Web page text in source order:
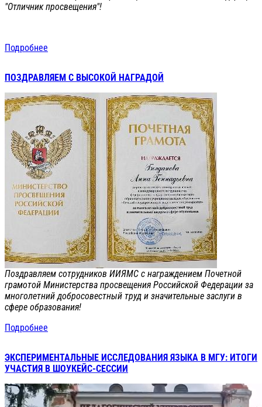
"Отличник просвещения"!
Подробнее
ПОЗДРАВЛЯЕМ С ВЫСОКОЙ НАГРАДОЙ
Поздравляем сотрудников ИИЯМС с награждением Почетной
грамотой Министерства просвещения Российской Федерации за
многолетний добросовестный труд и значительные заслуги в
сфере образования!
Подробнее
ЭКСПЕРИМЕНТАЛЬНЫЕ ИССЛЕДОВАНИЯ ЯЗЫКА В МГУ: ИТОГИ
УЧАСТИЯ В ШОУКЕЙС-СЕССИИ